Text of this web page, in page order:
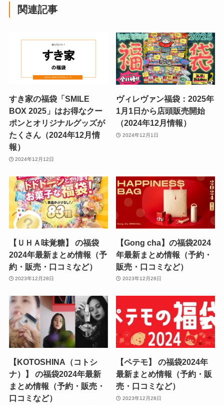
関連記事
すき家の福袋「SMILE
BOX 2025」はお得なクー
ポンとオリジナルグッズが
たくさん（2024年12月情
報）
2024年12月12日
ヴィレヴァン福袋：2025年
1月1日から店頭販売開始
（2024年12月情報）
2024年12月1日
【ＵＨＡ味覚糖】 の福袋
2024年最新まとめ情報（予
約・販売・口コミなど）
2023年12月28日
【Gong cha】の福袋2024
年最新まとめ情報（予約・
販売・口コミなど）
2023年12月28日
【KOTOSHINA（コトシ
ナ）】 の福袋2024年最新
まとめ情報（予約・販売・
口コミなど）
【ペテモ】 の福袋2024年
最新まとめ情報（予約・販
売・口コミなど）
2023年12月28日